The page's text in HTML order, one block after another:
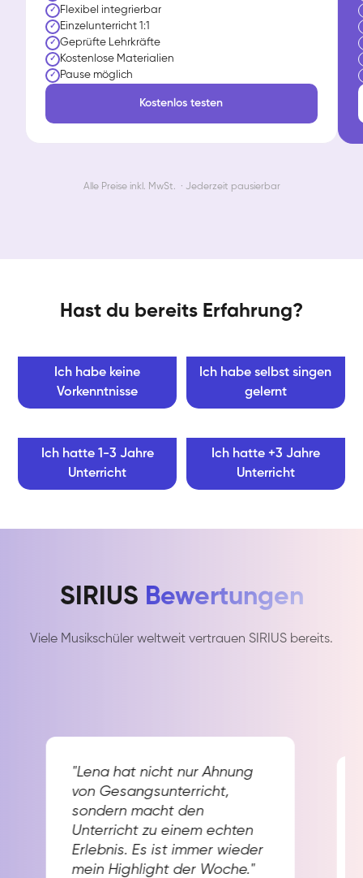
✓ Flexibel integrierbar
✓ Einzelunterricht 1:1
✓ Geprüfte Lehrkräfte
✓ Kostenlose Materialien
✓ Pause möglich
Kostenlos testen
Alle Preise inkl. MwSt. · Jederzeit pausierbar
Hast du bereits Erfahrung?
Ich habe keine
Vorkenntnisse
Ich habe selbst singen
gelernt
Ich hatte 1-3 Jahre
Unterricht
Ich hatte +3 Jahre
Unterricht
SIRIUS Bewertungen
Viele Musikschüler weltweit vertrauen SIRIUS bereits.
"Lena hat nicht nur Ahnung
von Gesangsunterricht,
sondern macht den
Unterricht zu einem echten
Erlebnis. Es ist immer wieder
mein Highlight der Woche."